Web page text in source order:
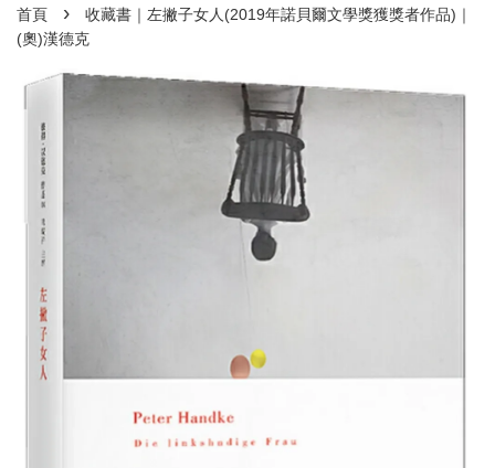
首頁 ›
收藏書｜左撇子女人(2019年諾貝爾文學獎獲獎者作品)｜
(奧)漢德克